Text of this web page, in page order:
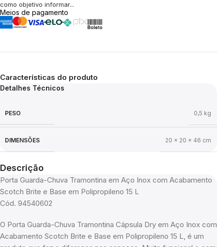
como objetivo informar...
Meios de pagamento
Características do produto
Detalhes Técnicos
PESO 0,5 kg
DIMENSÕES 20 × 20 × 46 cm
Descrição
Porta Guarda-Chuva Tramontina em Aço Inox com Acabamento
Scotch Brite e Base em Polipropileno 15 L
Cód. 94540602
O Porta Guarda-Chuva Tramontina Cápsula Dry em Aço Inox com
Acabamento Scotch Brite e Base em Polipropileno 15 L, é um